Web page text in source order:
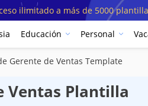
ilimitado a más de 5000
Educación Personal
Gerente de Ventas Template
Ventas Plantilla